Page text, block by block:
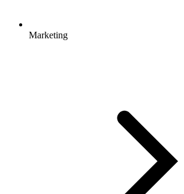
Marketing